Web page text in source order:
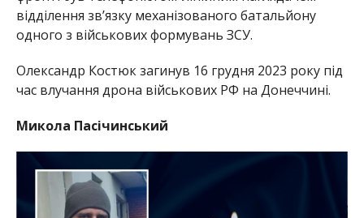
відділення зв’язку механізованого батальйону
одного з військових формувань ЗСУ.
Олександр Костюк загинув 16 грудня 2023 року під
час влучання дрона військових РФ на Донеччині.
Микола Пасічинський